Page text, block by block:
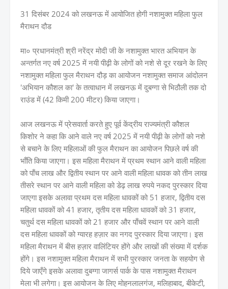
31 दिसंबर 2024 को लखनऊ में आयोजित होगी नशामुक्त महिला फुल
मैराथन दौड
मा० प्रधानमंत्री श्री नरेंद्र मोदी जी के नशामुक्त भारत अभियान के
अन्तर्गत नए वर्ष 2025 में नयी पीढ़ी के लोगों को नशे से दूर रखने के लिए
नशामुक्त महिला फुल मैराथन दौड़ का आयोजन नशामुक्त समाज आंदोलन
'अभियान कौशल का' के तत्वाधान में लखनऊ में दुबग्गा से भिठौली तक दो
राउंड में (42 किमी 200 मीटर) किया जाएगा।
आज लखनऊ में प्रेसवार्ता करते हुए पूर्व केंद्रीय राज्यमंत्री कौशल
किशोर ने कहा कि आने वाले नए वर्ष 2025 में नयी पीढ़ी के लोगों को नशे
से बचाने के लिए महिलाओं की फुल मैराथन का आयोजन पिछले वर्ष की
भाँति किया जाएगा। इस महिला मैराथन में प्रथम स्थान आने वाली महिला
को पाँच लाख और द्वितीय स्थान पर आने वाली महिला धावक को तीन लाख
तीसरे स्थान पर आने वाली महिला को डेढ़ लाख रुपये नकद पुरस्कार दिया
जाएगा इसके अलावा प्रथम दस महिला धावकों को 51 हजार, द्वितीय दस
महिला धावकों को 41 हजार, तृतीय दस महिला धावकों को 31 हजार,
चतुर्थ दस महिला धावकों को 21 हजार और पाँचवें स्थान पर आने वाली
दस महिला धावकों को ग्यारह हज़ार का नगद पुरस्कार दिया जाएगा। इस
महिला मैराथन में बीस हज़ार वालिंटियर होंगे और लाखों की संख्या में दर्शक
होंगे। इस नशामुक्त महिला मैराथन में सभी पुरस्कार जनता के सहयोग से
दिये जाएँगे इसके अलावा दुबग्गा जागर्स पार्क के पास नशामुक्त मैराथन
मेला भी लगेगा। इस आयोजन के लिए मोहनलालगंज, मलिहाबाद, बीकेटी,